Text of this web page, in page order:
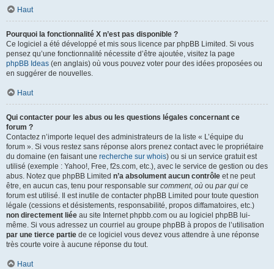
Haut
Pourquoi la fonctionnalité X n’est pas disponible ?
Ce logiciel a été développé et mis sous licence par phpBB Limited. Si vous
pensez qu’une fonctionnalité nécessite d’être ajoutée, visitez la page
phpBB Ideas (en anglais) où vous pouvez voter pour des idées proposées ou
en suggérer de nouvelles.
Haut
Qui contacter pour les abus ou les questions légales concernant ce
forum ?
Contactez n’importe lequel des administrateurs de la liste « L’équipe du
forum ». Si vous restez sans réponse alors prenez contact avec le propriétaire
du domaine (en faisant une recherche sur whois) ou si un service gratuit est
utilisé (exemple : Yahoo!, Free, f2s.com, etc.), avec le service de gestion ou des
abus. Notez que phpBB Limited n’a absolument aucun contrôle et ne peut
être, en aucun cas, tenu pour responsable sur comment, où ou par qui ce
forum est utilisé. Il est inutile de contacter phpBB Limited pour toute question
légale (cessions et désistements, responsabilité, propos diffamatoires, etc.)
non directement liée au site Internet phpbb.com ou au logiciel phpBB lui-
même. Si vous adressez un courriel au groupe phpBB à propos de l’utilisation
par une tierce partie de ce logiciel vous devez vous attendre à une réponse
très courte voire à aucune réponse du tout.
Haut